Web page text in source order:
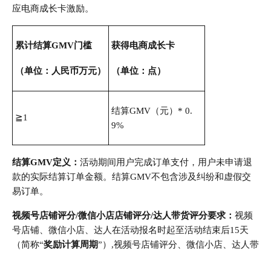
应电商成长卡激励。
累计结算GMV门槛
（单位：人民币万元）
获得电商成长卡
（单位：点）
≧1
结算GMV（元）* 0.
9%
结算GMV定义： 活动期间用户完成订单支付，用户未申请退
款的实际结算订单金额。结算GMV不包含涉及纠纷和虚假交
易订单。
视频号店铺评分/微信小店店铺评分/达人带货评分要求： 视频
号店铺、微信小店、达人在活动报名时起至活动结束后15天
（简称“奖励计算周期”）,视频号店铺评分、微信小店、达人带